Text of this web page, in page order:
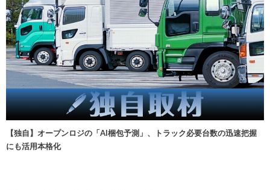
【独自】オープンロジの「AI梱包予測」、トラック必要台数の迅速把握
にも活用本格化